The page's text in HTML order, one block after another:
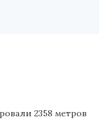
2358 метров